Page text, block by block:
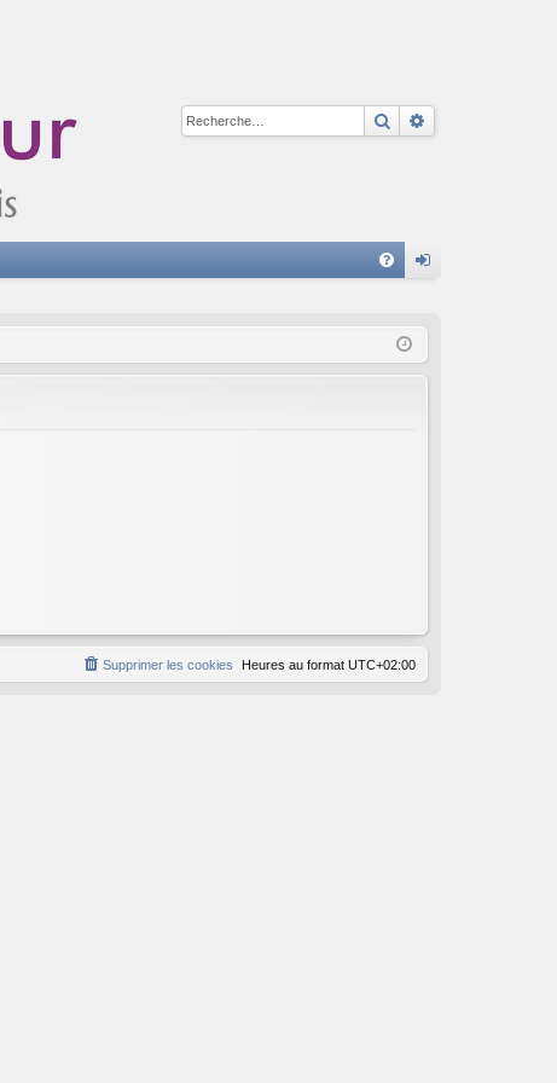
Rechercher
ne
Heures au format UTC+02:00
Supprimer les cookies